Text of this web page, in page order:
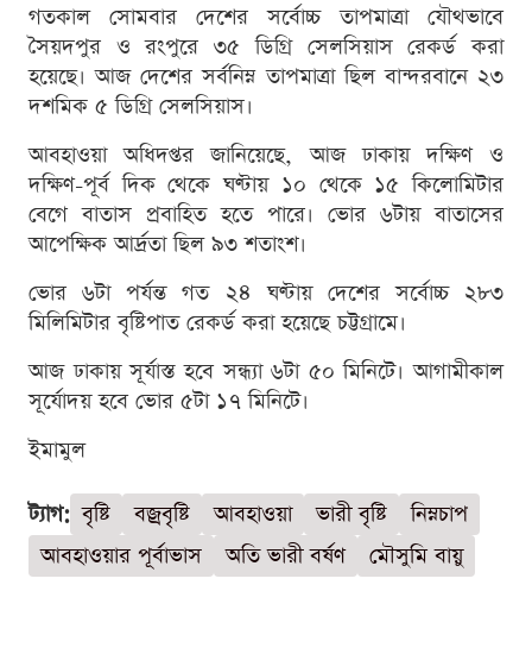
গতকাল সোমবার দেশের সর্বোচ্চ তাপমাত্রা যৌথভাবে
সৈয়দপুর ও রংপুরে ৩৫ ডিগ্রি সেলসিয়াস রেকর্ড করা
হয়েছে। আজ দেশের সর্বনিম্ন তাপমাত্রা ছিল বান্দরবানে ২৩
দশমিক ৫ ডিগ্রি সেলসিয়াস।
আবহাওয়া অধিদপ্তর জানিয়েছে, আজ ঢাকায় দক্ষিণ ও
দক্ষিণ-পূর্ব দিক থেকে ঘণ্টায় ১০ থেকে ১৫ কিলোমিটার
বেগে বাতাস প্রবাহিত হতে পারে। ভোর ৬টায় বাতাসের
আপেক্ষিক আর্দ্রতা ছিল ৯৩ শতাংশ।
ভোর ৬টা পর্যন্ত গত ২৪ ঘণ্টায় দেশের সর্বোচ্চ ২৮৩
মিলিমিটার বৃষ্টিপাত রেকর্ড করা হয়েছে চট্টগ্রামে।
আজ ঢাকায় সূর্যাস্ত হবে সন্ধ্যা ৬টা ৫০ মিনিটে। আগামীকাল
সূর্যোদয় হবে ভোর ৫টা ১৭ মিনিটে।
ইমামুল
ট্যাগ: বৃষ্টি বজ্রবৃষ্টি আবহাওয়া ভারী বৃষ্টি
নিম্নচাপ
আবহাওয়ার পূর্বাভাস
অতি ভারী বর্ষণ মৌসুমি বায়ু